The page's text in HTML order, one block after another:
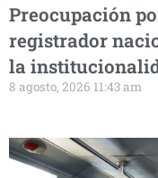
Preocupación
registrador
la
8 agosto, 2026 11:43 am